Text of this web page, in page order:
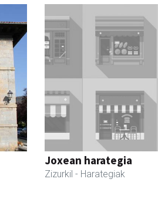
Joxean harategia
Zizurkil - Harategiak